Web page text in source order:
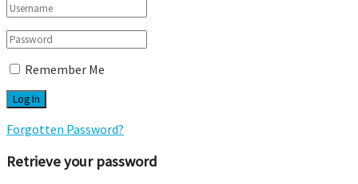
Remember Me
Forgotten Password?
Retrieve your password